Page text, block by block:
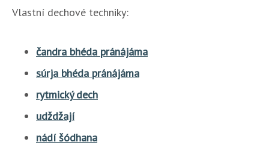
Vlastní dechové techniky:
čandra bhéda pránájáma
súrja bhéda pránájáma
rytmický dech
udždžají
nádí šódhana